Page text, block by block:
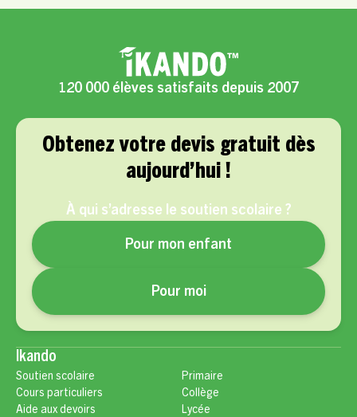
120 000 élèves satisfaits depuis 2007
Obtenez votre devis gratuit dès
aujourd’hui !
À qui s’adresse le soutien scolaire ?
Pour mon enfant
Pour moi
Ikando
Soutien scolaire
Cours particuliers
Aide aux devoirs
Primaire
Collège
Lycée